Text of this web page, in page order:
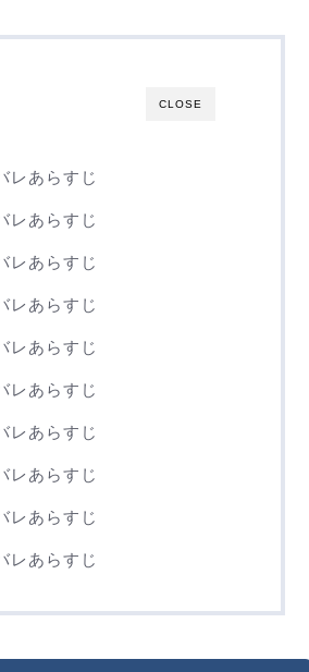
CLOSE
レあらすじ
レあらすじ
レあらすじ
レあらすじ
レあらすじ
レあらすじ
レあらすじ
レあらすじ
レあらすじ
レあらすじ